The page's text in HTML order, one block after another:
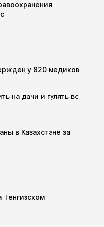
у 820 медиков
на дачи и гулять во
в Казахстане за
Тенгизском